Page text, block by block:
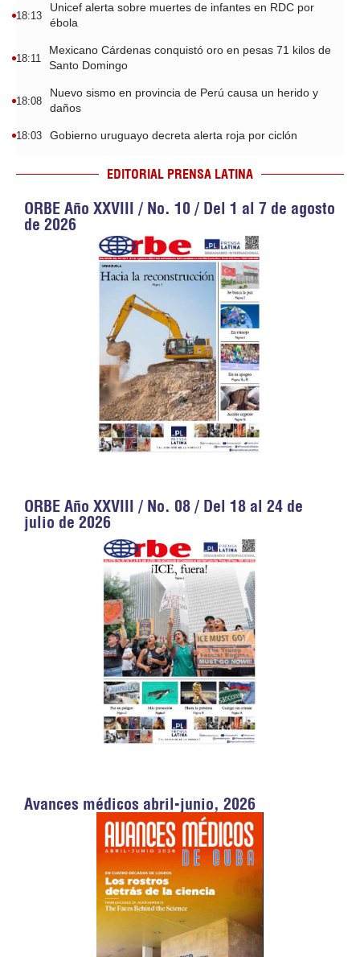
18:13
Unicef alerta sobre muertes de infantes en RDC por
ébola
18:11
Mexicano Cárdenas conquistó oro en pesas 71 kilos de
Santo Domingo
18:08
Nuevo sismo en provincia de Perú causa un herido y
daños
18:03 Gobierno uruguayo decreta alerta roja por ciclón
EDITORIAL PRENSA LATINA
ORBE Año XXVIII / No. 10 / Del 1 al 7 de agosto
de 2026
ORBE Año XXVIII / No. 08 / Del 18 al 24 de
julio de 2026
Avances médicos abril-junio, 2026